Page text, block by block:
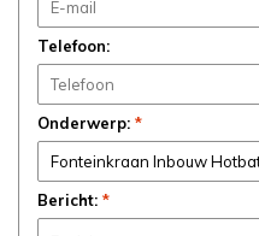
Telefoon:
Onderwerp: *
Bericht: *